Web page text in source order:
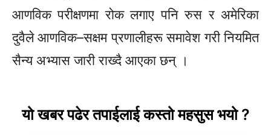
आणविक परीक्षणमा रोक लगाए पनि रुस र अमेरिका
दुवैले आणविक–सक्षम प्रणालीहरू समावेश गरी नियमित
सैन्य अभ्यास जारी राख्दै आएका छन् ।
यो खबर पढेर तपाईलाई कस्तो महसुस भयो ?